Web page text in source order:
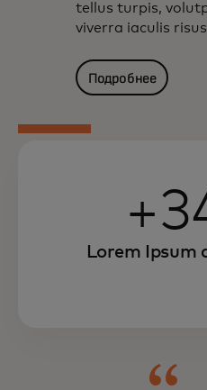
tellus turpis,
viverra iaculis
Подробнее
Lorem Ipsum